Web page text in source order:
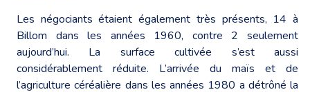
Les négociants étaient également très présents, 14 à
Billom dans les années 1960, contre 2 seulement
aujourd’hui. La surface cultivée s’est aussi
considérablement réduite. L’arrivée du maïs et de
l’agriculture céréalière dans les années 1980 a détrôné la